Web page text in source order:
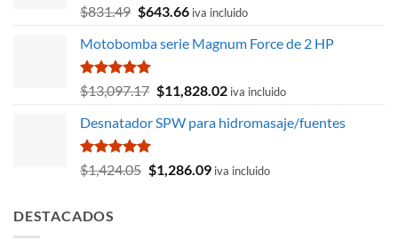
Valorado
con
de 5
$831.49 El
original
era:
$831.49.
$643.66El
actual
$643.66.
iva incluido
Motobomba serie Magnum Force de 2 HP
Valorado
con
de 5
$13,097.17 El
original
$13,097.17.
$11,828.02El
actual
$11,828.02.
iva incluido
Desnatador SPW para hidromasaje/fuentes
Valorado
con
$1,424.05 El
$1,286.09Eliva incluido
DESTACADOS